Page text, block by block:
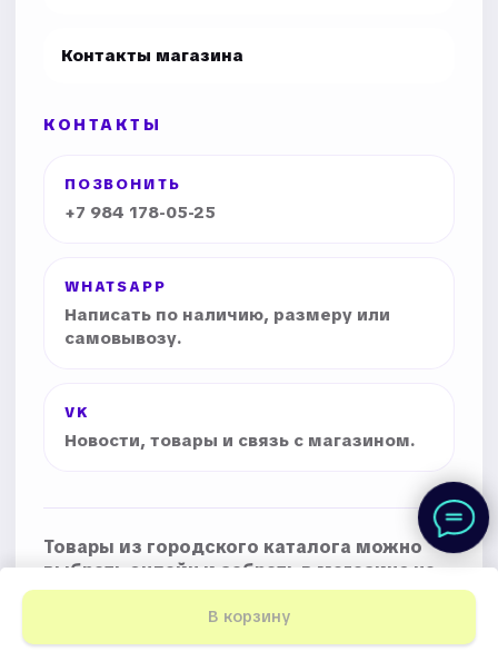
В корзину
Контакты магазина
КОНТАКТЫ
ПОЗВОНИТЬ
+7 984 178-05-25
WHATSAPP
Написать по наличию, размеру или
самовывозу.
VK
Новости, товары и связь с магазином.
Товары из городского каталога можно
выбрать онлайн и забрать в магазине на
Фрунзе, 32.